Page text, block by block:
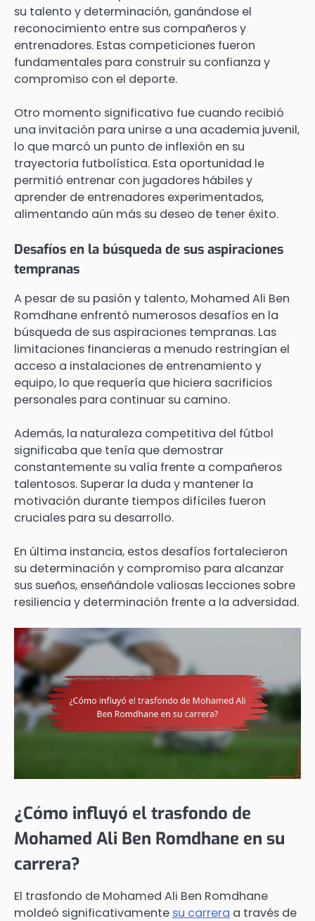
su talento y determinación, ganándose el
reconocimiento entre sus compañeros y
entrenadores. Estas competiciones fueron
fundamentales para construir su confianza y
compromiso con el deporte.
Otro momento significativo fue cuando recibió
una invitación para unirse a una academia juvenil,
lo que marcó un punto de inflexión en su
trayectoria futbolística. Esta oportunidad le
permitió entrenar con jugadores hábiles y
aprender de entrenadores experimentados,
alimentando aún más su deseo de tener éxito.
Desafíos en la búsqueda de sus aspiraciones
tempranas
A pesar de su pasión y talento, Mohamed Ali Ben
Romdhane enfrentó numerosos desafíos en la
búsqueda de sus aspiraciones tempranas. Las
limitaciones financieras a menudo restringían el
acceso a instalaciones de entrenamiento y
equipo, lo que requería que hiciera sacrificios
personales para continuar su camino.
Además, la naturaleza competitiva del fútbol
significaba que tenía que demostrar
constantemente su valía frente a compañeros
talentosos. Superar la duda y mantener la
motivación durante tiempos difíciles fueron
cruciales para su desarrollo.
En última instancia, estos desafíos fortalecieron
su determinación y compromiso para alcanzar
sus sueños, enseñándole valiosas lecciones sobre
resiliencia y determinación frente a la adversidad.
¿Cómo influyó el trasfondo de
Mohamed Ali Ben Romdhane en su
carrera?
El trasfondo de Mohamed Ali Ben Romdhane
moldeó significativamente su carrera a través de